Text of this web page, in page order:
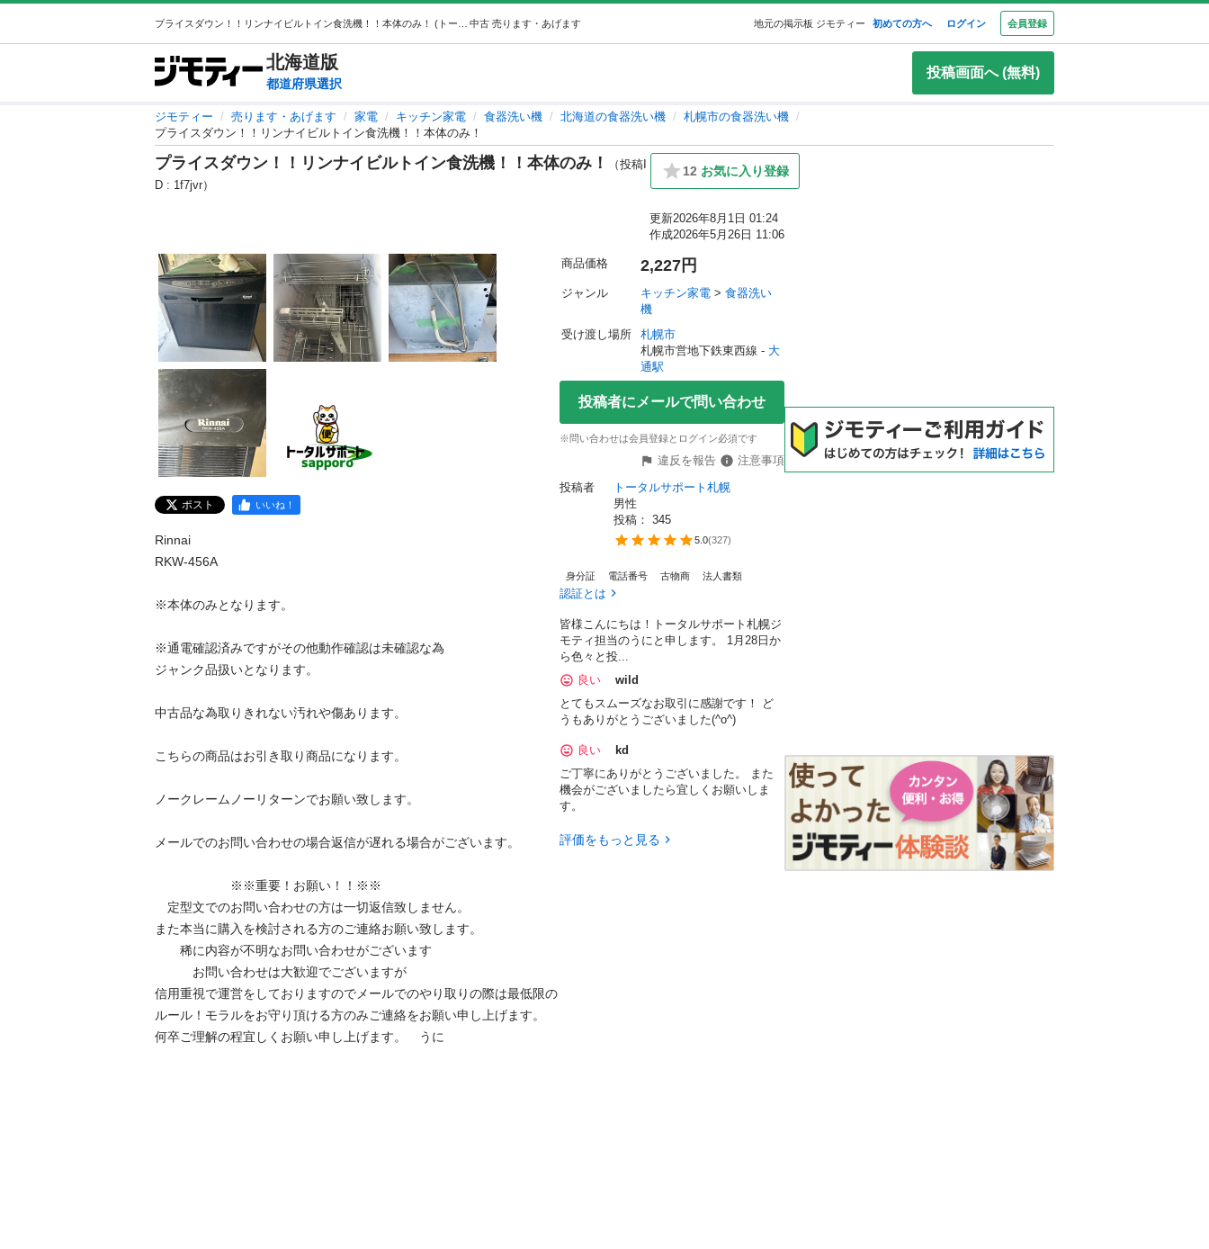
中古 売ります・あげます 地元の掲示板 ジモティー 初めての方へ ログイン 会員登録
北海道版
都道府県選択
投稿画面へ (無料)
ジモティー 売ります・あげます 家電 キッチン家電 食器洗い機 北海道の食器洗い機
札幌市の食器洗い機
プライスダウン！！リンナイビルトイン食洗機！！本体のみ！
プライスダウン！！リンナイビルトイン食洗機！！本体のみ！
（投稿I
D : 1f7jvr）
12 お気に入り登録
更新2026年8月1日 01:24
作成2026年5月26日 11:06
ポスト いいね！
Rinnai
RKW-456A
※本体のみとなります。
※通電確認済みですがその他動作確認は未確認な為
ジャンク品扱いとなります。
中古品な為取りきれない汚れや傷あります。
こちらの商品はお引き取り商品になります。
ノークレームノーリターンでお願い致します。
メールでのお問い合わせの場合返信が遅れる場合がございます。
※※重要！お願い！！※※
定型文でのお問い合わせの方は一切返信致しません。
また本当に購入を検討される方のご連絡お願い致します。
稀に内容が不明なお問い合わせがございます
お問い合わせは大歓迎でございますが
信用重視で運営をしておりますのでメールでのやり取りの際は最低限の
ルール！モラルをお守り頂ける方のみご連絡をお願い申し上げます。
何卒ご理解の程宜しくお願い申し上げます。　うに
商品価格 2,227円
ジャンル キッチン家電 > 食器洗い
機
受け渡し場所
札幌市
札幌市営地下鉄東西線 - 大
通駅
投稿者にメールで問い合わせ
※問い合わせは会員登録とログイン必須です
違反を報告
注意事項
投稿者
トータルサポート札幌
男性
投稿： 345
5.0(327)
身分証 電話番号 古物商 法人書類
認証とは
皆様こんにちは！トータルサポート札幌ジ
モティ担当のうにと申します。 1月28日か
ら色々と投...
良い
wild
とてもスムーズなお取引に感謝です！ ど
うもありがとうございました(^o^)
良い
kd
ご丁寧にありがとうございました。 また
機会がございましたら宜しくお願いしま
す。
評価をもっと見る